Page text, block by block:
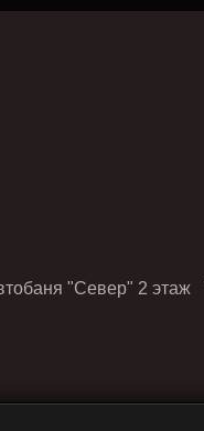
"Север" 2 этаж